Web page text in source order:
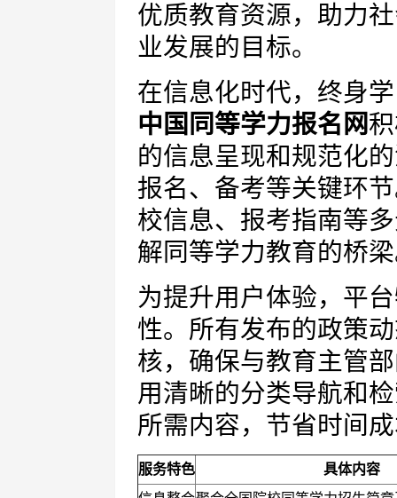
优质教育资源，助力
业发展的目标。
在信息化时代，终身
中国同等学力报名网
的信息呈现和规范化
报名、备考等关键环
校信息、报考指南等
解同等学力教育的桥
为提升用户体验，平
性。所有发布的政策
核，确保与教育主管
用清晰的分类导航和
所需内容，节省时间
服务特色
具体内容